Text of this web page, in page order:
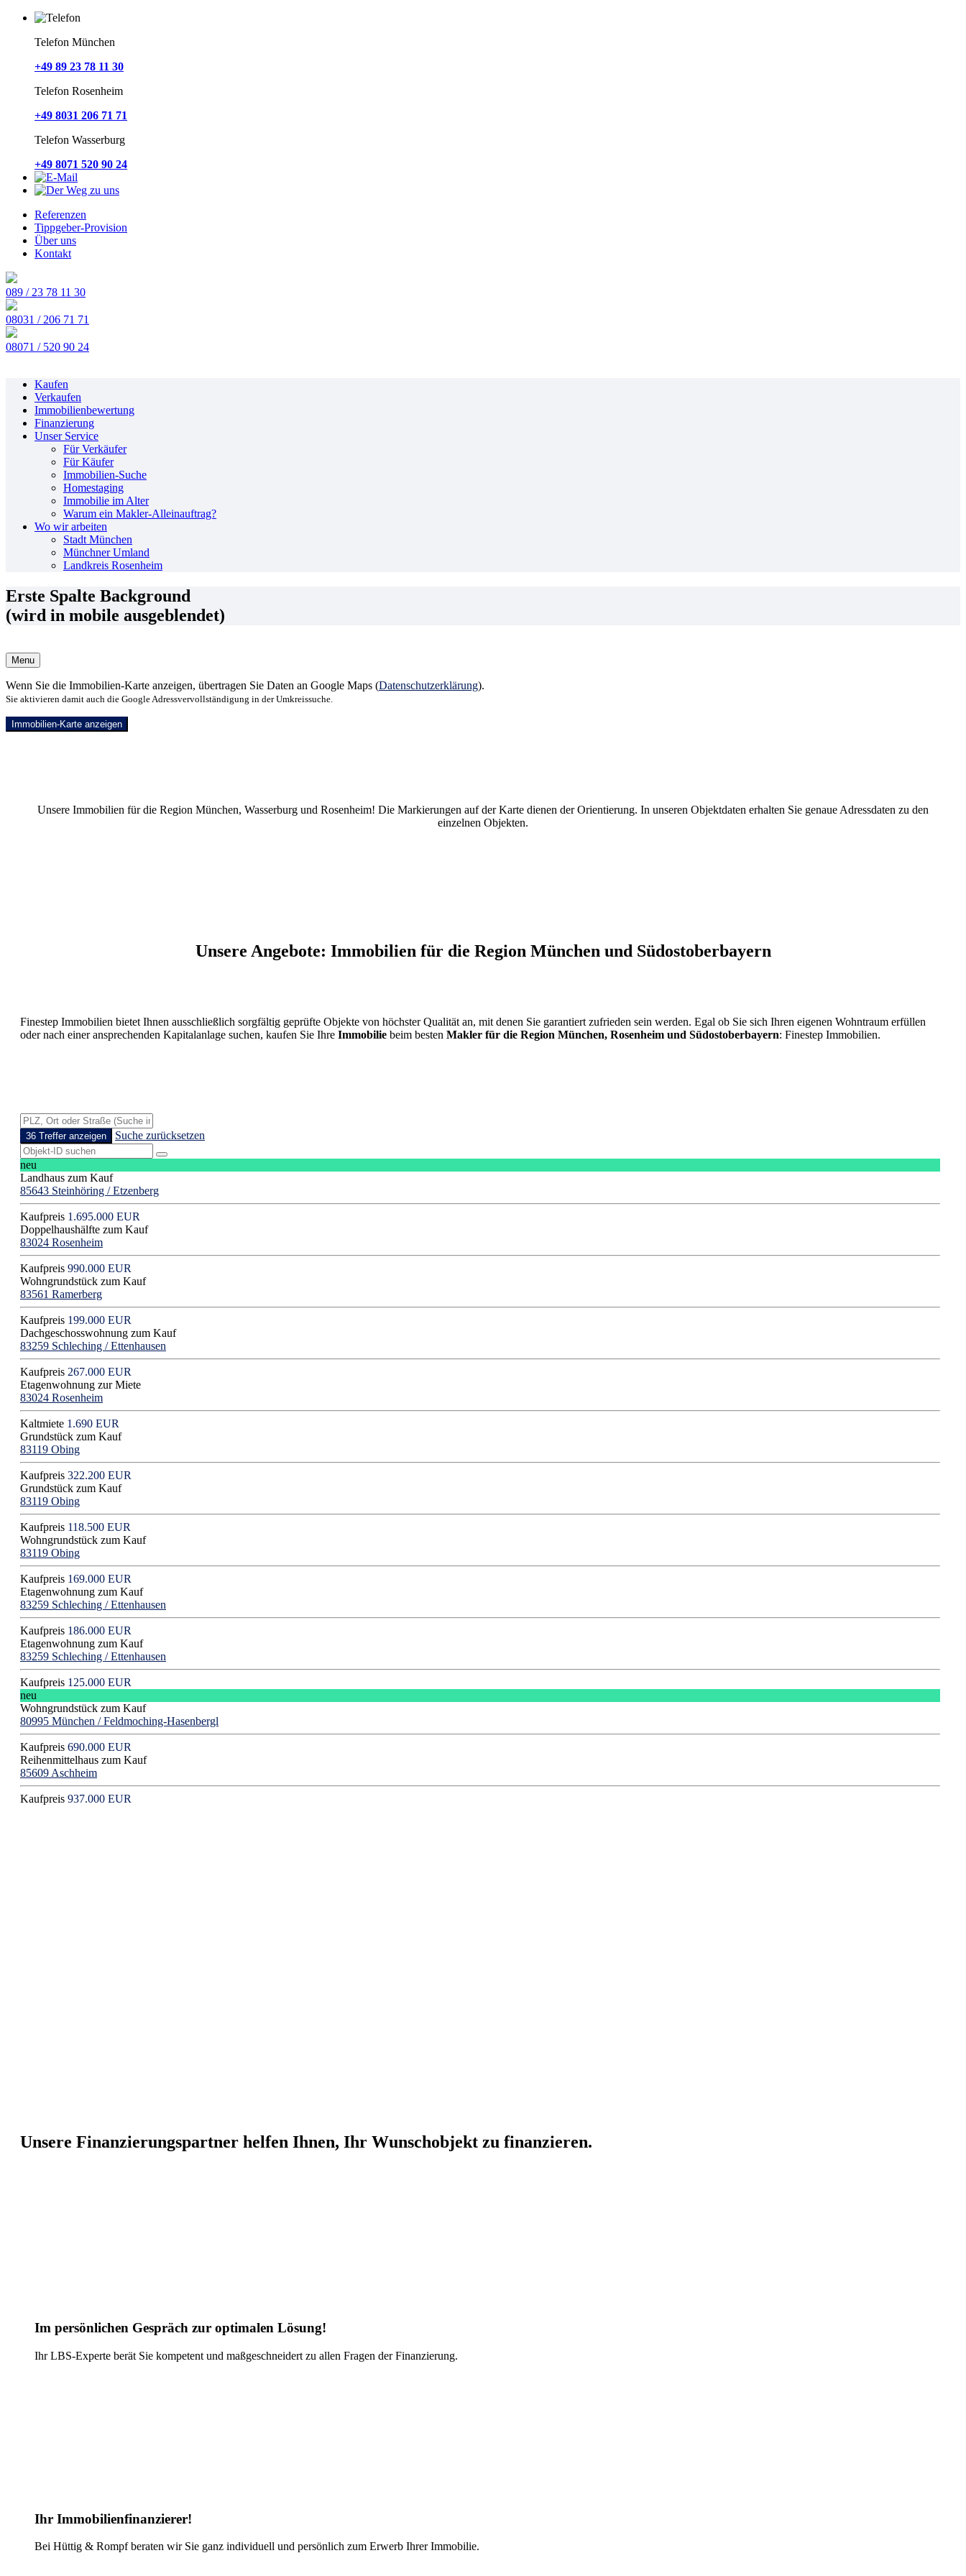
Telefon München
+49 89 23 78 11 30
Telefon Rosenheim
+49 8031 206 71 71
Telefon Wasserburg
+49 8071 520 90 24
Referenzen
Tippgeber-Provision
Über uns
Kontakt
089 / 23 78 11 30
08031 / 206 71 71
08071 / 520 90 24
Kaufen
Verkaufen
Immobilienbewertung
Finanzierung
Unser Service
Für Verkäufer
Für Käufer
Immobilien-Suche
Homestaging
Immobilie im Alter
Warum ein Makler-Alleinauftrag?
Wo wir arbeiten
Stadt München
Münchner Umland
Landkreis Rosenheim
Erste Spalte Background
(wird in mobile ausgeblendet)
Menu
Wenn Sie die Immobilien-Karte anzeigen, übertragen Sie Daten an Google Maps (Datenschutzerklärung).
Sie aktivieren damit auch die Google Adressvervollständigung in der Umkreissuche.
Immobilien-Karte anzeigen
Unsere Immobilien für die Region München, Wasserburg und Rosenheim! Die Markierungen auf der Karte dienen der Orientierung. In unseren Objektdaten erhalten Sie genaue Adressdaten zu den
einzelnen Objekten.
Unsere Angebote: Immobilien für die Region München und Südostoberbayern
Finestep Immobilien bietet Ihnen ausschließlich sorgfältig geprüfte Objekte von höchster Qualität an, mit denen Sie garantiert zufrieden sein werden. Egal ob Sie sich Ihren eigenen Wohntraum erfüllen
oder nach einer ansprechenden Kapitalanlage suchen, kaufen Sie Ihre Immobilie beim besten Makler für die Region München, Rosenheim und Südostoberbayern: Finestep Immobilien.
36 Treffer anzeigen Suche zurücksetzen
neu
Landhaus zum Kauf
85643 Steinhöring / Etzenberg
Kaufpreis 1.695.000 EUR
Doppelhaushälfte zum Kauf
83024 Rosenheim
Kaufpreis 990.000 EUR
Wohngrundstück zum Kauf
83561 Ramerberg
Kaufpreis 199.000 EUR
Dachgeschosswohnung zum Kauf
83259 Schleching / Ettenhausen
Kaufpreis 267.000 EUR
Etagenwohnung zur Miete
83024 Rosenheim
Kaltmiete 1.690 EUR
Grundstück zum Kauf
83119 Obing
Kaufpreis 322.200 EUR
Grundstück zum Kauf
83119 Obing
Kaufpreis 118.500 EUR
Wohngrundstück zum Kauf
83119 Obing
Kaufpreis 169.000 EUR
Etagenwohnung zum Kauf
83259 Schleching / Ettenhausen
Kaufpreis 186.000 EUR
Etagenwohnung zum Kauf
83259 Schleching / Ettenhausen
Kaufpreis 125.000 EUR
neu
Wohngrundstück zum Kauf
80995 München / Feldmoching-Hasenbergl
Kaufpreis 690.000 EUR
Reihenmittelhaus zum Kauf
85609 Aschheim
Kaufpreis 937.000 EUR
Unsere Finanzierungspartner helfen Ihnen, Ihr Wunschobjekt zu finanzieren.
Im persönlichen Gespräch zur optimalen Lösung!
Ihr LBS-Experte berät Sie kompetent und maßgeschneidert zu allen Fragen der Finanzierung.
Ihr Immobilienfi­nan­zierer!
Bei Hüttig & Rompf beraten wir Sie ganz individuell und persönlich zum Erwerb Ihrer Immobilie.